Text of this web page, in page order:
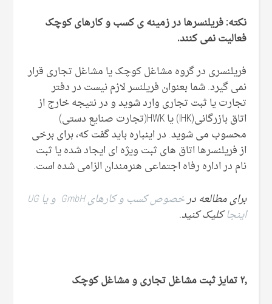
نکته: فریلنسرها در زمینه ی کسب و کارهای کوچک
فعالیت نمی کنند.
فریلنسری در گروه مشاغل کوچک یا مشاغل تجاری قرار
نمی گیرد. شما بعنوان فریلنسر لازم نیست در دفتر
تجارت یا ثبت تجاری وارد شوید و در نتیجه خارج از
اتاق بازرگانی(IHK) یا HWK(تجارت صنایع دستی)
محسوب می شوید. در اینباره باید گفت که، برای برخی
از فریلنسرها اتاق های ثبت ویژه ای ایجاد شده یا ثبت
نام در اداره رفاه اجتماعی هنرمندان الزامی شده است.
برای مطالعه در
خصوص کسب و کارهای GmbH و یا UG
اینجاکلیک کنید.
۲٫ تمایز ثبت مشاغل تجاری و مشاغل کوچک